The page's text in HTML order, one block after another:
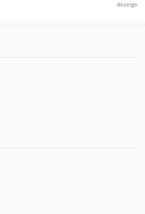
Anzeige